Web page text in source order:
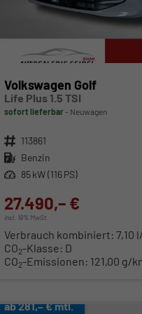
Volkswagen Golf
Life Plus 1.5 TSI
sofort lieferbar Neuwagen
Fahrzeugnr. 113861
Kraftstoff Benzin
Leistung 85 kW (116 PS)
27.490,– €
incl. 19% MwSt.
Verbrauch kombiniert: 7,10
CO2-Klasse: D
CO2-Emissionen: 121,00 g/
ab 281,– € mtl.